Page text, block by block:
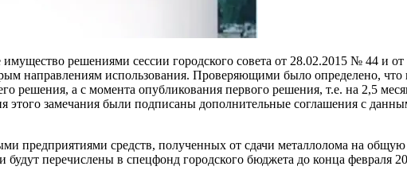
решениями сессии городского совета от 28.02.2015 № 44 и
направлениям использования. Проверяющими было определено,
решения, а с момента опубликования первого решения, т.е. на 2,5
этого замечания были подписаны дополнительные соглашения с
предприятиями средств, полученных от сдачи металлолома на
перечислены в спецфонд городского бюджета до конца февраля